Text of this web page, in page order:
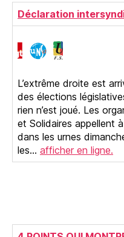
Déclaration
L’extrême droite est
des élections
rien n’est joué. Les
et Solidaires appellent
dans les urnes
les… afficher en ligne.